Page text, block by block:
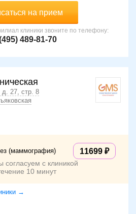
на прием
клиники звоните по телефону:
489-81-70
д. 27, стр. 8
(маммография) 11699
согласуем с клиникой
10 минут
→